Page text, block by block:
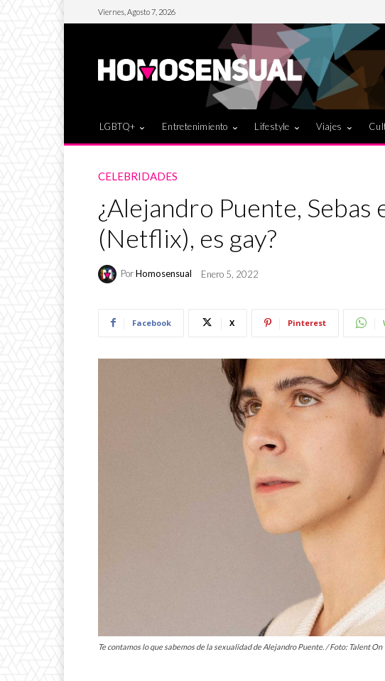
Viernes, Agosto 7, 2026
LGBTQ+ Entretenimiento Lifestyle Viajes
CELEBRIDADES
¿Alejandro Puente, Sebas
(Netflix), es gay?
PorHomosensual Enero 5, 2022
Facebook X Pinterest
Te contamos lo que sabemos de la sexualidad de Alejandro Puente. / Foto: Talent On